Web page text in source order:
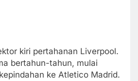
kiri pertahanan Liverpool.
bertahun-tahun, mulai
ke Atletico Madrid.